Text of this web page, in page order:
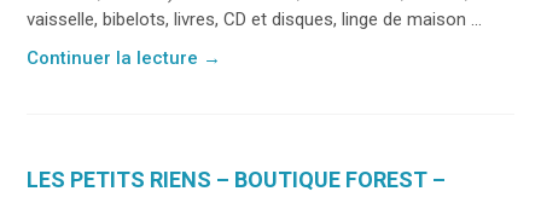
vaisselle, bibelots, livres, CD et disques, linge de maison ...
Continuer la lecture →
LES PETITS RIENS – BOUTIQUE FOREST –